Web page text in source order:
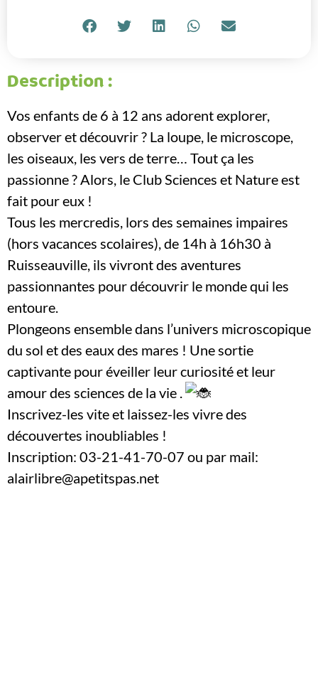
Description :
Vos enfants de 6 à 12 ans adorent explorer,
observer et découvrir ? La loupe, le microscope,
les oiseaux, les vers de terre… Tout ça les
passionne ? Alors, le Club Sciences et Nature est
fait pour eux !
Tous les mercredis, lors des semaines impaires
(hors vacances scolaires), de 14h à 16h30 à
Ruisseauville, ils vivront des aventures
passionnantes pour découvrir le monde qui les
entoure.
Plongeons ensemble dans l’univers microscopique
du sol et des eaux des mares ! Une sortie
captivante pour éveiller leur curiosité et leur
amour des sciences de la vie .
Inscrivez-les vite et laissez-les vivre des
découvertes inoubliables !
Inscription: 03-21-41-70-07 ou par mail:
alairlibre@apetitspas.net